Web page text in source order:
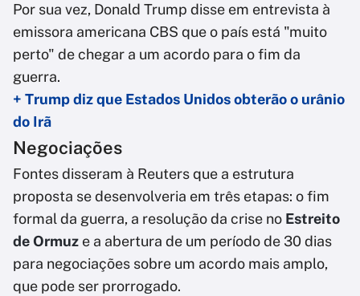
Por sua vez, Donald Trump disse em entrevista à
emissora americana CBS que o país está "muito
perto" de chegar a um acordo para o fim da
guerra.
+ Trump diz que Estados Unidos obterão o urânio
do Irã
Negociações
Fontes disseram à Reuters que a estrutura
proposta se desenvolveria em três etapas: o fim
formal da guerra, a resolução da crise no Estreito
de Ormuz e a abertura de um período de 30 dias
para negociações sobre um acordo mais amplo,
que pode ser prorrogado.